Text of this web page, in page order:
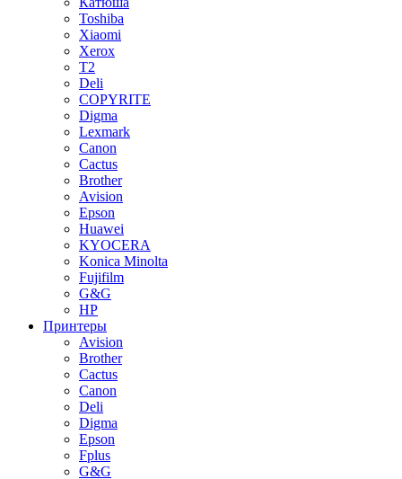
Toshiba
Xiaomi
Xerox
T2
Deli
COPYRITE
Digma
Lexmark
Canon
Cactus
Brother
Avision
Epson
Huawei
KYOCERA
Konica Minolta
Fujifilm
G&G
HP
Принтеры
Avision
Brother
Cactus
Canon
Deli
Digma
Epson
Fplus
G&G